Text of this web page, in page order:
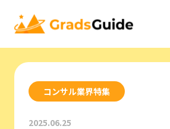
コンサル業界特集
2025.06.25